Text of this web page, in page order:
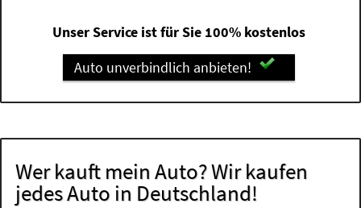
Unser Service ist für Sie 100% kostenlos
Auto unverbindlich anbieten!
Wer kauft mein Auto? Wir kaufen
jedes Auto in Deutschland!